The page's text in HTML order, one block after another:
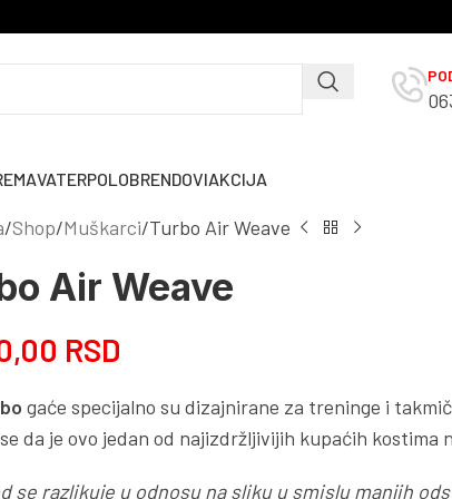
VATERPOLOBRENDOVIAKCIJA
Shop Muškarci Turbo Air Weave
Air Weave
RSD
gaće specijalno su dizajnirane za treninge i
da je ovo jedan od najizdržljivijih kupaćih kostima
se razlikuje u odnosu na sliku u smislu manjih